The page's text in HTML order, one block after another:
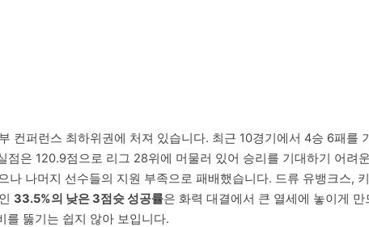
컨퍼런스 최하위권에 처져 있습니다. 최근 10경기에서 4승 6패를
은 120.9점으로 리그 28위에 머물러 있어 승리를 기대하기 어려
나머지 선수들의 지원 부족으로 패배했습니다. 드류 유뱅크스,
33.5%의 낮은 3점슛 성공률은 화력 대결에서 큰 열세에 놓이게
를 뚫기는 쉽지 않아 보입니다.